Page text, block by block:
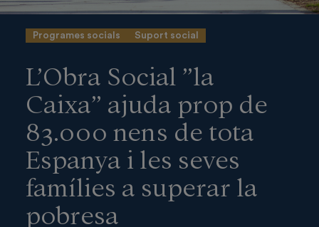
Programes socials Suport social
L’Obra Social ”la
Caixa” ajuda prop de
83.000 nens de tota
Espanya i les seves
famílies a superar la
pobresa